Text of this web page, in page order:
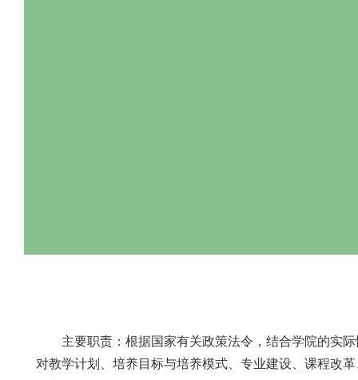
主要职责：根据国家有关政策法令，结合学院的
对教学计划、培养目标与培养模式、专业建设、课